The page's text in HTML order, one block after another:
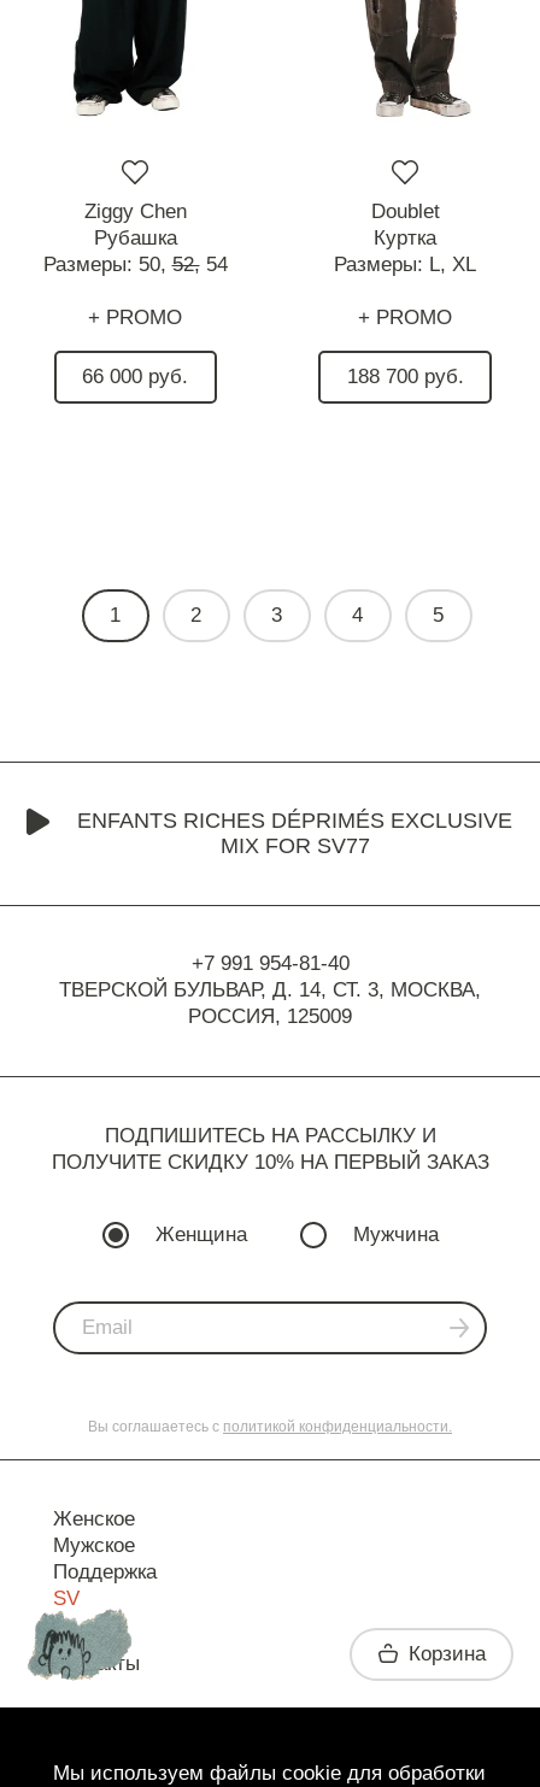
Ziggy Chen
Рубашка
Размеры: 50, 52, 54
+ PROMO
66 000 руб.
Doublet
Куртка
Размеры: L, XL
+ PROMO
188 700 руб.
1 2 3 4 5
ENFANTS RICHES DÉPRIMÉS EXCLUSIVE
MIX FOR SV77
+7 991 954-81-40
ТВЕРСКОЙ БУЛЬВАР, Д. 14, СТ. 3, МОСКВА,
РОССИЯ, 125009
ПОДПИШИТЕСЬ НА РАССЫЛКУ И
ПОЛУЧИТЕ СКИДКУ 10% НА ПЕРВЫЙ ЗАКАЗ
Женщина Мужчина
Вы соглашаетесь с политикой конфиденциальности.
Женское
Мужское
Поддержка
SV
Контакты Корзина
Мы используем файлы cookie для обработки